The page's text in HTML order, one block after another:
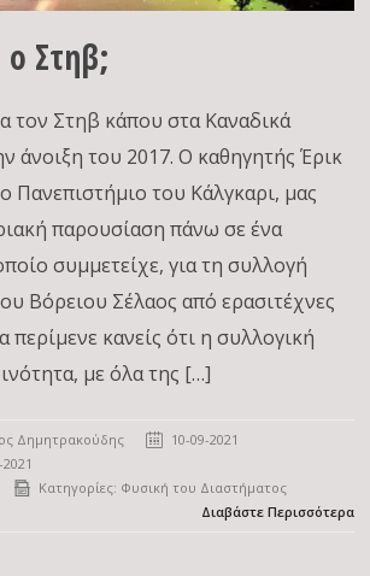
ο Στηβ;
τον Στηβ κάπου στα Καναδικά
άνοιξη του 2017. Ο καθηγητής Έρικ
Πανεπιστήμιο του Κάλγκαρι, μας
παρουσίαση πάνω σε ένα
συμμετείχε, για τη συλλογή
Βόρειου Σέλαος από ερασιτέχνες
κανείς ότι η συλλογική
με όλα της […]
Δημητρακούδης
10-09-2021
Κατηγορίες: Φυσική του Διαστήματος
Διαβάστε Περισσότερα